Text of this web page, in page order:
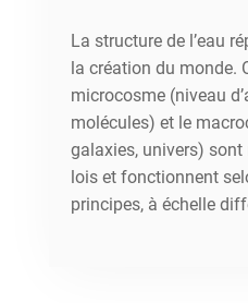
La structure de l’eau
la création du monde.
microcosme (niveau
molécules) et le
galaxies, univers)
lois et fonctionnent
principes, à échelle